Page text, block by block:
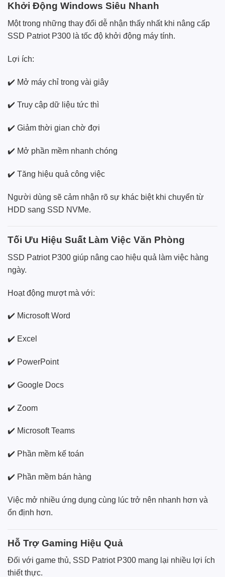
Khởi Động Windows Siêu Nhanh
Một trong những thay đổi dễ nhận thấy nhất khi nâng cấp
SSD Patriot P300 là tốc độ khởi động máy tính.
Lợi ích:
✔️ Mở máy chỉ trong vài giây
✔️ Truy cập dữ liệu tức thì
✔️ Giảm thời gian chờ đợi
✔️ Mở phần mềm nhanh chóng
✔️ Tăng hiệu quả công việc
Người dùng sẽ cảm nhận rõ sự khác biệt khi chuyển từ
HDD sang SSD NVMe.
Tối Ưu Hiệu Suất Làm Việc Văn Phòng
SSD Patriot P300 giúp nâng cao hiệu quả làm việc hàng
ngày.
Hoạt động mượt mà với:
✔️ Microsoft Word
✔️ Excel
✔️ PowerPoint
✔️ Google Docs
✔️ Zoom
✔️ Microsoft Teams
✔️ Phần mềm kế toán
✔️ Phần mềm bán hàng
Việc mở nhiều ứng dụng cùng lúc trở nên nhanh hơn và
ổn định hơn.
Hỗ Trợ Gaming Hiệu Quả
Đối với game thủ, SSD Patriot P300 mang lại nhiều lợi ích
thiết thực.